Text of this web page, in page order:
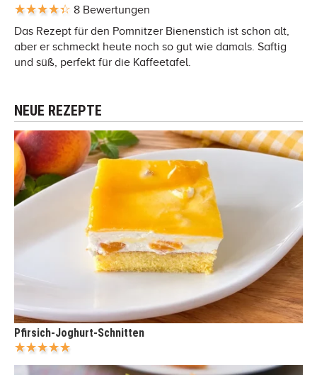
8 Bewertungen
Das Rezept für den Pomnitzer Bienenstich ist schon alt,
aber er schmeckt heute noch so gut wie damals. Saftig
und süß, perfekt für die Kaffeetafel.
NEUE REZEPTE
Pfirsich-Joghurt-Schnitten